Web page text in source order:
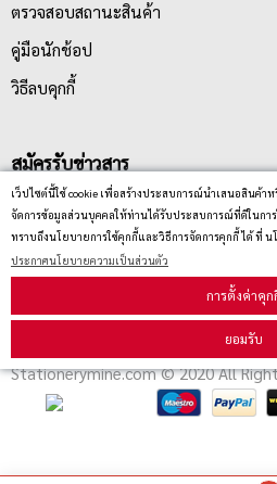
เว็ปไซต์นี้ใช้ cookie เพื่อสร้างประสบการณ์นำเสนอสินค้า
จัดการข้อมูลส่วนบุคคลให้ท่านได้รับประสบการณ์ที่ดีในการ
ทราบถึงนโยบายการใช้คุกกี้และวิธีการจัดการคุกกี้ ได้ ที่ น
ประกาศนโยบายความเป็นส่วนตัว
การตั้งค่าคุก
ยอมรับ
ตรวจสอบสถานะสินค้า
คู่มือนักช้อป
วิธีลบคุกกี้
สมัครรับข่าวสาร
รับข่
Stationerymine.com © 2020 All